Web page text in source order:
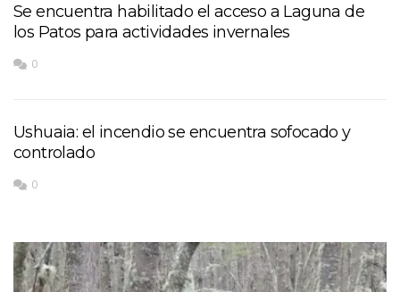
Se encuentra habilitado el acceso a Laguna de
los Patos para actividades invernales
0
Ushuaia: el incendio se encuentra sofocado y
controlado
0